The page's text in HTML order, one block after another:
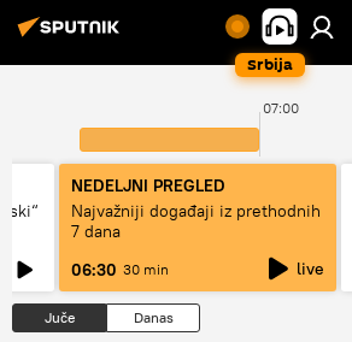
Srbija
07:00
NEDELJNI PREGLED
Najvažniji događaji iz prethodnih
7 dana
06:30 30 min live
Juče Danas